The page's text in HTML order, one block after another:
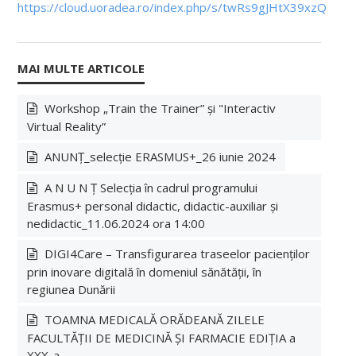
ADMITERE
Licența
Masterat
Informații generale
Rezultate admitere
Simulări Admitere
Arhivă
https://cloud.uoradea.ro/index.php/s/twRs9gJHtX39xzQ
Workshop „Train the Trainer” și "Interactiv
Virtual Reality”
ANUNȚ_selecție ERASMUS+_26 iunie 2024
A N U N Ț Selecția în cadrul programului
Erasmus+ personal didactic, didactic-auxiliar și
nedidactic_11.06.2024 ora 14:00
DIGI4Care – Transfigurarea traseelor pacienților
prin inovare digitală în domeniul sănătății, în
regiunea Dunării
TOAMNA MEDICALĂ ORĂDEANĂ ZILELE
FACULTĂȚII DE MEDICINĂ ȘI FARMACIE EDIȚIA a